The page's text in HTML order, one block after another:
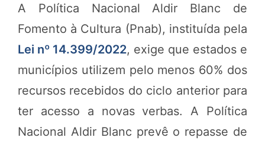
A Política Nacional Aldir Blanc de
Fomento à Cultura (Pnab), instituída pela
Lei nº 14.399/2022, exige que estados e
municípios utilizem pelo menos 60% dos
recursos recebidos do ciclo anterior para
ter acesso a novas verbas. A Política
Nacional Aldir Blanc prevê o repasse de